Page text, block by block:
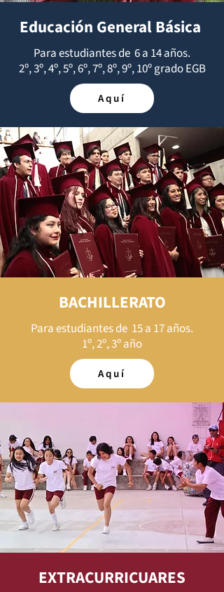
Educación General Básica
Para estudiantes de 6 a 14 años.
2º, 3º, 4º, 5º, 6º, 7º, 8º, 9º, 10º grado EGB
Aquí
BACHILLERATO
Para estudiantes de 15 a 17 años.
1º, 2º, 3º año
Aquí
EXTRACURRICUARES